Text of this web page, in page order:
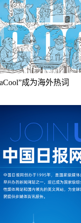
成为海外热词